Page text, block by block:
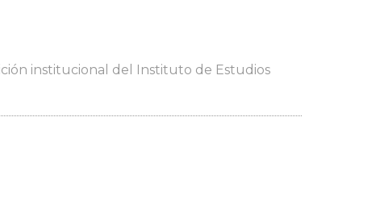
institucional del Instituto de Estudios